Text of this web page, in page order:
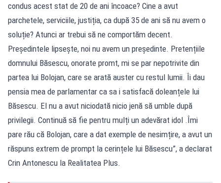
condus acest stat de 20 de ani încoace? Cine a avut
parchetele, serviciile, justiția, ca după 35 de ani să nu avem o
soluție? Atunci ar trebui să ne comportăm decent.
Președintele lipsește, noi nu avem un președinte. Pretențiile
domnului Băsescu, onorate promt, mi se par nepotrivite din
partea lui Bolojan, care se arată auster cu restul lumii. Îi dau
pensia mea de parlamentar ca sa i satisfacă doleanțele lui
Băsescu. El nu a avut niciodată nicio jenă să umble după
privilegii. Continuă să fie pentru mulți un adevărat idol .Îmi
pare rău că Bolojan, care a dat exemple de nesimțire, a avut un
răspuns extrem de prompt la cerințele lui Băsescu”, a declarat
Crin Antonescu la Realitatea Plus.